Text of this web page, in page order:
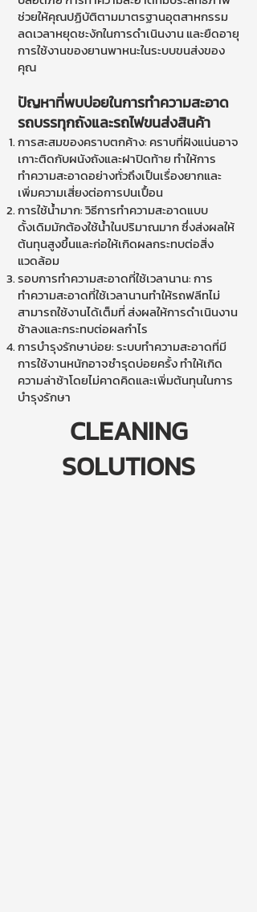
ช่วยให้คุณปฏิบัติตามมาตรฐานอุตสาหกรรม
ลดเวลาหยุดชะงักในการดำเนินงาน และยืดอายุ
การใช้งานของยานพาหนะในระบบขนส่งของ
คุณ
ปัญหาที่พบบ่อยในการทำความสะอาด
รถบรรทุกถังและรถไฟขนส่งสินค้า
การสะสมของคราบตกค้าง: คราบที่ฝังแน่นอาจ
เกาะติดกับผนังถังและฝาปิดท้าย ทำให้การ
ทำความสะอาดอย่างทั่วถึงเป็นเรื่องยากและ
เพิ่มความเสี่ยงต่อการปนเปื้อน
การใช้น้ำมาก: วิธีการทำความสะอาดแบบ
ดั้งเดิมมักต้องใช้น้ำในปริมาณมาก ซึ่งส่งผลให้
ต้นทุนสูงขึ้นและก่อให้เกิดผลกระทบต่อสิ่ง
แวดล้อม
รอบการทำความสะอาดที่ใช้เวลานาน: การ
ทำความสะอาดที่ใช้เวลานานทำให้รถฟลีทไม่
สามารถใช้งานได้เต็มที่ ส่งผลให้การดำเนินงาน
ช้าลงและกระทบต่อผลกำไร
การบำรุงรักษาบ่อย: ระบบทำความสะอาดที่มี
การใช้งานหนักอาจชำรุดบ่อยครั้ง ทำให้เกิด
ความล่าช้าโดยไม่คาดคิดและเพิ่มต้นทุนในการ
บำรุงรักษา
CLEANING
SOLUTIONS